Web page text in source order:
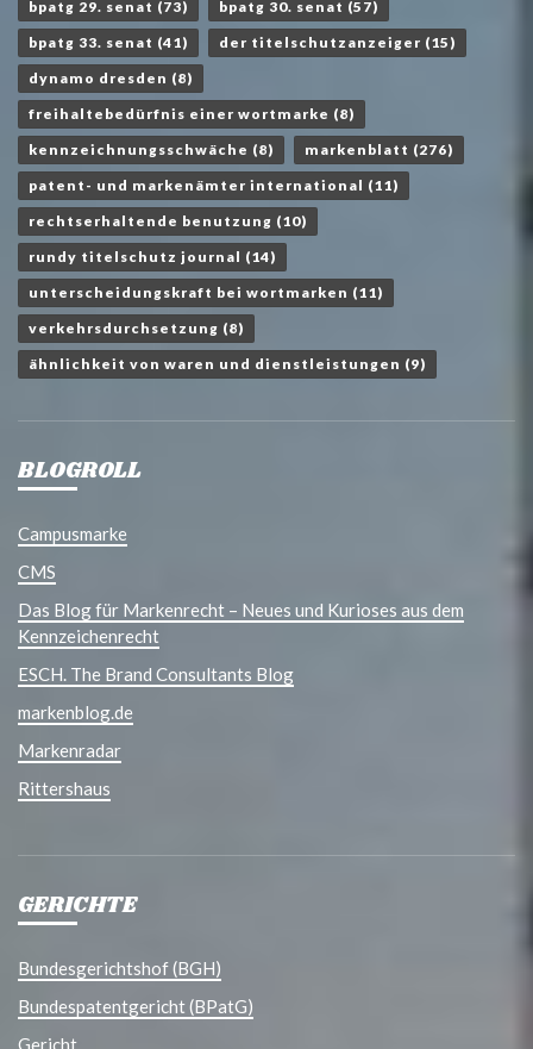
bpatg 29. senat (73) bpatg 30. senat (57)
bpatg 33. senat (41) der titelschutzanzeiger (15)
dynamo dresden (8)
freihaltebedürfnis einer wortmarke (8)
kennzeichnungsschwäche (8) markenblatt (276)
patent- und markenämter international (11)
rechtserhaltende benutzung (10)
rundy titelschutz journal (14)
unterscheidungskraft bei wortmarken (11)
verkehrsdurchsetzung (8)
ähnlichkeit von waren und dienstleistungen (9)
BLOGROLL
Campusmarke
CMS
Das Blog für Markenrecht – Neues und Kurioses aus dem
Kennzeichenrecht
ESCH. The Brand Consultants Blog
markenblog.de
Markenradar
Rittershaus
GERICHTE
Bundesgerichtshof (BGH)
Bundespatentgericht (BPatG)